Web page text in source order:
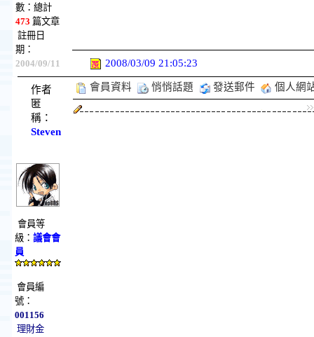
數：總計
473 篇文章
註冊日
期：
2004/09/11
2008/03/09 21:05:23
作者
匿
稱：
Steven
會員等
級： 議會會
員
會員編
號：
001156
理財金
會員資料 悄悄話題 發送郵件 個人網